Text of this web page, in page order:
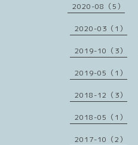
2020-08（5）
2020-03（1）
2019-10（3）
2019-05（1）
2018-12（3）
2018-05（1）
2017-10（2）